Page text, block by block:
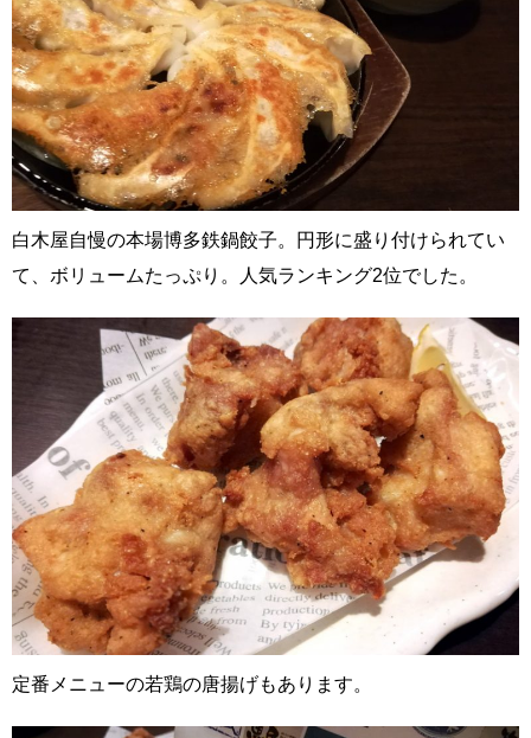
白木屋自慢の本場博多鉄鍋餃子。円形に盛り付けられてい
て、ボリュームたっぷり。人気ランキング2位でした。
定番メニューの若鶏の唐揚げもあります。